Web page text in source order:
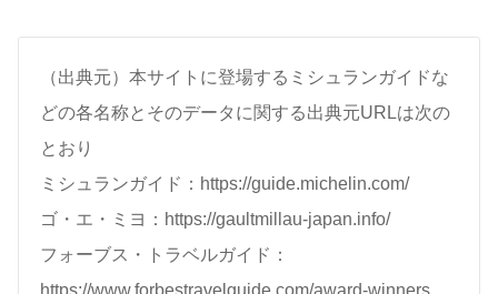
（出典元）本サイトに登場するミシュランガイドな
どの各名称とそのデータに関する出典元URLは次の
とおり
ミシュランガイド：https://guide.michelin.com/
ゴ・エ・ミヨ：https://gaultmillau-japan.info/
フォーブス・トラベルガイド：